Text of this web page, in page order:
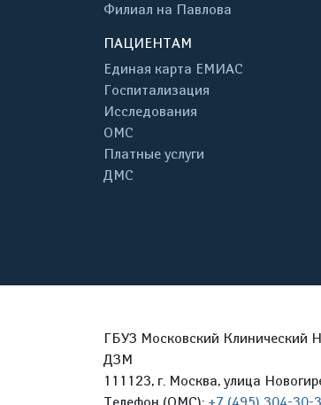
Филиал на Павлова
ПАЦИЕНТАМ
Единая карта ЕМИАС
Госпитализация
Исследования
ОМС
Платные услуги
ДМС
ГБУЗ Московский Клинический
ДЗМ
111123, г. Москва, улица